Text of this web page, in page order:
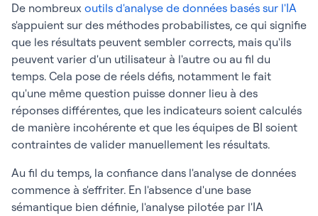
De nombreux outils d'analyse de données basés sur l'IA
s'appuient sur des méthodes probabilistes, ce qui signifie
que les résultats peuvent sembler corrects, mais qu'ils
peuvent varier d'un utilisateur à l'autre ou au fil du
temps. Cela pose de réels défis, notamment le fait
qu'une même question puisse donner lieu à des
réponses différentes, que les indicateurs soient calculés
de manière incohérente et que les équipes de BI soient
contraintes de valider manuellement les résultats.
Au fil du temps, la confiance dans l'analyse de données
commence à s'effriter. En l'absence d'une base
sémantique bien définie, l'analyse pilotée par l'IA